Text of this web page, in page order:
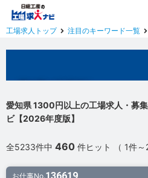
工場求人トップ 注目のキーワード一覧
愛知県 1300円以上の工場求人・募
ビ【2026年度版】
全5233件中 460 件ヒット （ 1件～
お仕事No.